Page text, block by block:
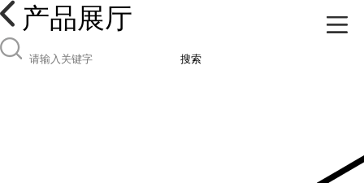
产品展厅
搜索